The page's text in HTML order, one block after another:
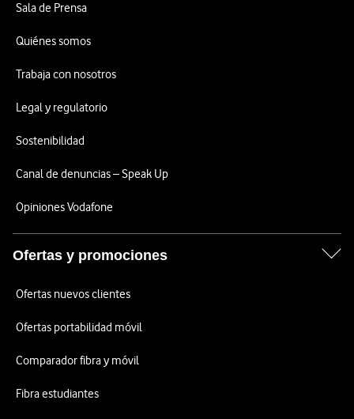
Sala de Prensa
Quiénes somos
Trabaja con nosotros
Legal y regulatorio
Sostenibilidad
Canal de denuncias – Speak Up
Opiniones Vodafone
Ofertas y promociones
Ofertas nuevos clientes
Ofertas portabilidad móvil
Comparador fibra y móvil
Fibra estudiantes